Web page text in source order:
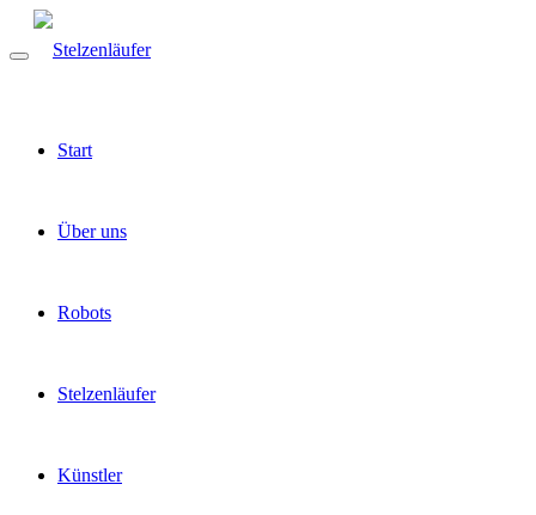
Start
Über uns
Robots
Stelzenläufer
Künstler